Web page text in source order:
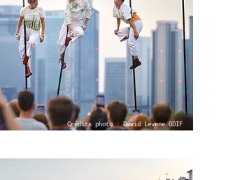
Crédits photo : David Levene GDIF